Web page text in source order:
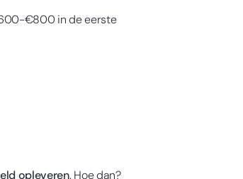
€800 in de eerste
opleveren. Hoe dan?